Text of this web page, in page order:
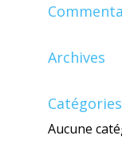
Archives
Catégories
Aucune